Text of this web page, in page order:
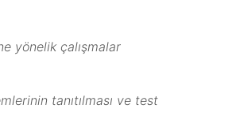
yönelik çalışmalar
tanıtılması ve test